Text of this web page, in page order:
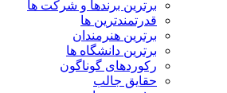
برترین برندها و شرکت ها
قدرتمندترین ها
برترین هنرمندان
برترین دانشگاه ها
رکوردهای گوناگون
حقایق جالب